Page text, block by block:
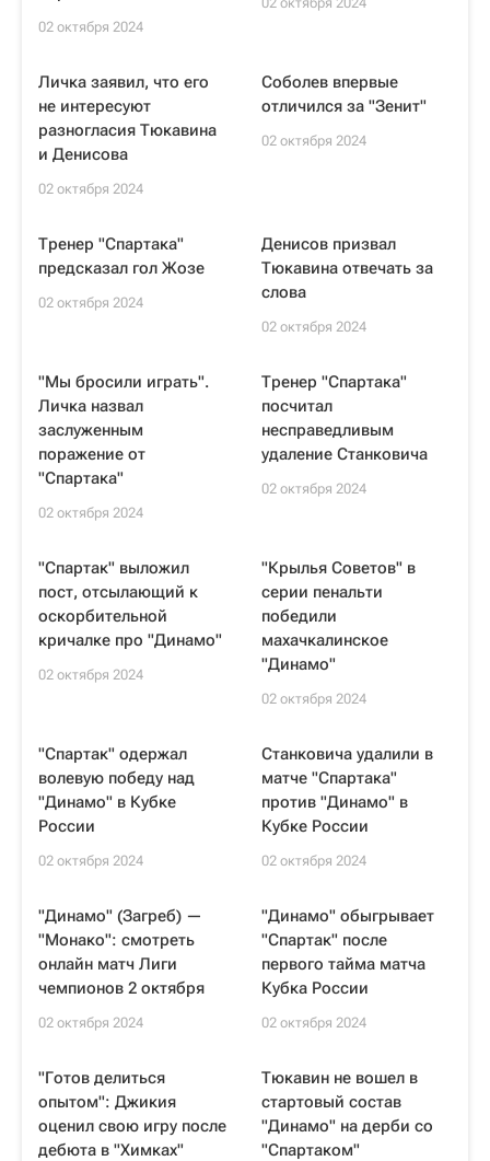
02 октября 2024
Личка заявил, что его
не интересуют
разногласия Тюкавина
и Денисова
02 октября 2024
Соболев впервые
отличился за "Зенит"
02 октября 2024
Тренер "Спартака"
предсказал гол Жозе
02 октября 2024
Денисов призвал
Тюкавина отвечать за
слова
02 октября 2024
"Мы бросили играть".
Личка назвал
заслуженным
поражение от
"Спартака"
02 октября 2024
Тренер "Спартака"
посчитал
несправедливым
удаление Станковича
02 октября 2024
"Спартак" выложил
пост, отсылающий к
оскорбительной
кричалке про "Динамо"
02 октября 2024
"Крылья Советов" в
серии пенальти
победили
махачкалинское
"Динамо"
02 октября 2024
"Спартак" одержал
волевую победу над
"Динамо" в Кубке
России
02 октября 2024
Станковича удалили в
матче "Спартака"
против "Динамо" в
Кубке России
02 октября 2024
"Динамо" (Загреб) —
"Монако": смотреть
онлайн матч Лиги
чемпионов 2 октября
02 октября 2024
"Динамо" обыгрывает
"Спартак" после
первого тайма матча
Кубка России
02 октября 2024
"Готов делиться
опытом": Джикия
оценил свою игру после
дебюта в "Химках"
Тюкавин не вошел в
стартовый состав
"Динамо" на дерби со
"Спартаком"